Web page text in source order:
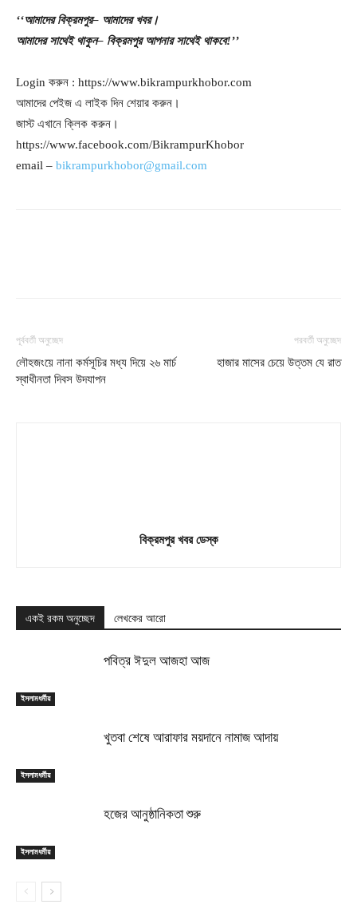
‘‘আমাদের বিক্রমপুর– আমাদের খবর।
আমাদের সাথেই থাকুন– বিক্রমপুর আপনার সাথেই থাকবে!’’
Login করুন : https://www.bikrampurkhobor.com
আমাদের পেইজ এ লাইক দিন শেয়ার করুন।
জাস্ট এখানে ক্লিক করুন।
https://www.facebook.com/BikrampurKhobor
email – bikrampurkhobor@gmail.com
পূর্ববর্তী অনুচ্ছেদ
লৌহজংয়ে নানা কর্মসূচির মধ্য দিয়ে ২৬ মার্চ
স্বাধীনতা দিবস উদযাপন
পরবর্তী অনুচ্ছেদ
হাজার মাসের চেয়ে উত্তম যে রাত
বিক্রমপুর খবর ডেস্ক
একই রকম অনুচ্ছেদ লেখকের আরো
ইসলামধর্মীয়
পবিত্র ঈদুল আজহা আজ
ইসলামধর্মীয়
খুতবা শেষে আরাফার ময়দানে নামাজ আদায়
ইসলামধর্মীয়
হজের আনুষ্ঠানিকতা শুরু